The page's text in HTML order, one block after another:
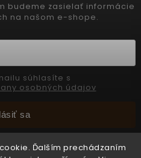
Ďalším prechádzaním
budeme zasielať informácie
na našom e-shope.
osobných údajov
sa